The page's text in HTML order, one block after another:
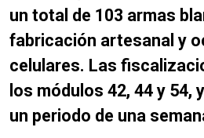
un total de 103 armas
fabricación artesanal y
celulares. Las
los módulos 42, 44 y 54,
un periodo de una